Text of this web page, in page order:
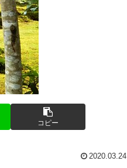
コピー
2020.03.24